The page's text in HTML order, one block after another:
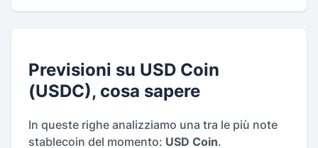
Previsioni su USD Coin
(USDC), cosa sapere
In queste righe analizziamo una tra le più note
stablecoin del momento: USD Coin.